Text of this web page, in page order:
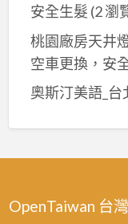
安全生髮 (2 瀏
桃園廠房天井
空車更換，安
奧斯汀美語_
OpenTaiwan 台